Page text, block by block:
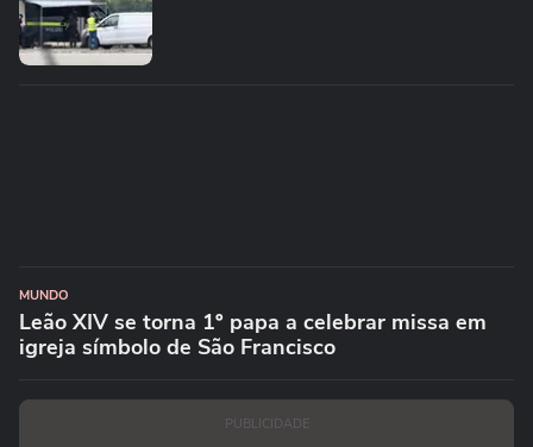
MUNDO
Leão XIV se torna 1º papa a celebrar missa em
igreja símbolo de São Francisco
PUBLICIDADE